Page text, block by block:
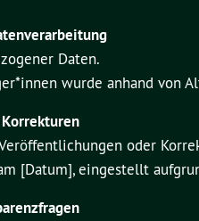
Daten.
wurde anhand von
oder
[Datum], eingestellt